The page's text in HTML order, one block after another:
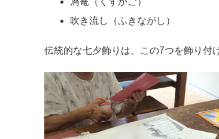
吹き流し（ふきながし）
伝統的な七夕飾りは、この7つを飾り付